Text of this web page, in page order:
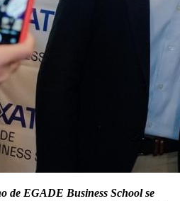
de EGADE Business School se